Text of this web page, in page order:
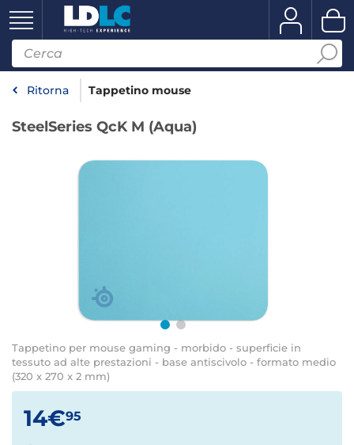
Ritorna Tappetino mouse
SteelSeries QcK M (Aqua)
Tappetino per mouse gaming - morbido - superficie in
tessuto ad alte prestazioni - base antiscivolo - formato medio
(320 x 270 x 2 mm)
14€95